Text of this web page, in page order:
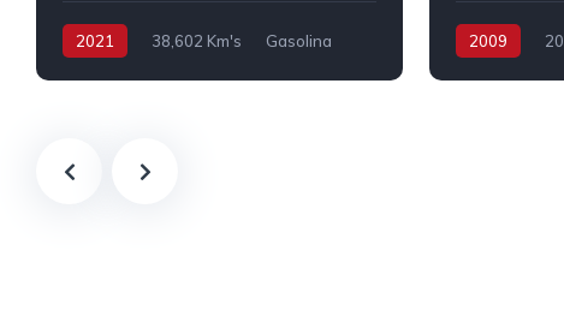
2021 38,602 Km's Gasolina 2009